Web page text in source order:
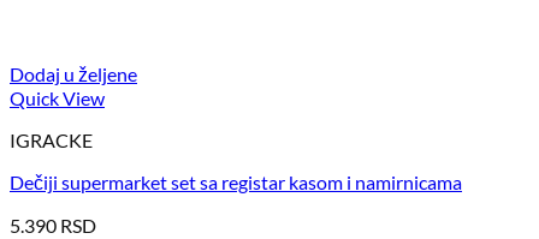
Dodaj u željene
Quick View
IGRACKE
Dečiji supermarket set sa registar kasom i namirnicama
5.390 RSD